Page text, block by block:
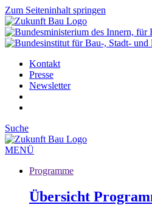
Zum Seiteninhalt springen
Kontakt
Presse
Newsletter
Suche
MENÜ
Programme
Übersicht